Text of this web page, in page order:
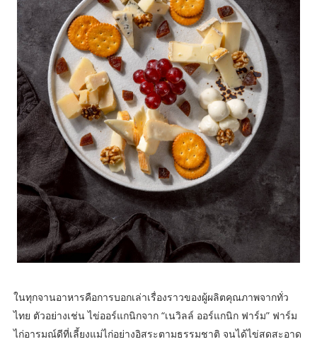
ในทุกจานอาหารคือการบอกเล่าเรื่องราวของผู้ผลิตคุณภาพจากทั่ว
ไทย ตัวอย่างเช่น ไข่ออร์แกนิกจาก “เนวิลล์ ออร์แกนิก ฟาร์ม” ฟาร์ม
ไก่อารมณ์ดีที่เลี้ยงแม่ไก่อย่างอิสระตามธรรมชาติ จนได้ไข่สดสะอาด